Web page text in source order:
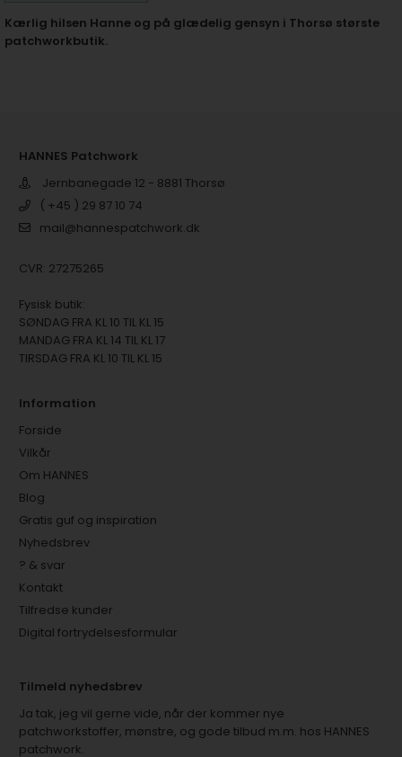
Kærlig hilsen Hanne og på glædelig gensyn i Thorsø største
patchworkbutik.
HANNES Patchwork
Jernbanegade 12 - 8881 Thorsø
( +45 ) 29 87 10 74
mail@hannespatchwork.dk
CVR: 27275265
Fysisk butik:
SØNDAG FRA KL 10 TIL KL 15
MANDAG FRA KL 14 TIL KL 17
TIRSDAG FRA KL 10 TIL KL 15
Information
Forside
Vilkår
Om HANNES
Blog
Gratis guf og inspiration
Nyhedsbrev
? & svar
Kontakt
Tilfredse kunder
Digital fortrydelsesformular
Tilmeld nyhedsbrev
Ja tak, jeg vil gerne vide, når der kommer nye
patchworkstoffer, mønstre, og gode tilbud m.m. hos HANNES
patchwork.